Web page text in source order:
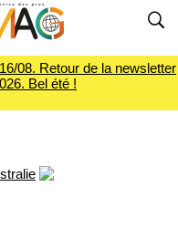
08. Retour de la newsletter
Bel été !